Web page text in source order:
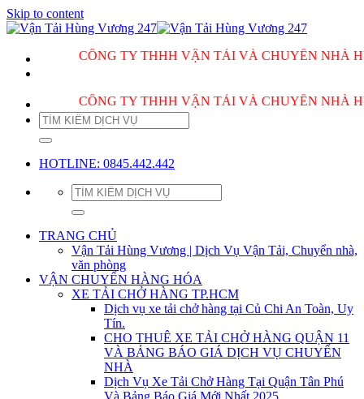
Skip to content
CÔNG TY THHH VẬN TẢI VÀ CHUYỂN NHÀ HÙNG
CÔNG TY THHH VẬN TẢI VÀ CHUYỂN NHÀ HÙNG
HOTLINE: 0845.442.442
TRANG CHỦ
Vận Tải Hùng Vương | Dịch Vụ Vận Tải, Chuyển nhà,
văn phòng
VẬN CHUYỂN HÀNG HÓA
XE TẢI CHỞ HÀNG TP.HCM
Dịch vụ xe tải chở hàng tại Củ Chi An Toàn, Uy
Tín.
CHO THUÊ XE TẢI CHỞ HÀNG QUẬN 11
VÀ BẢNG BÁO GIÁ DỊCH VỤ CHUYỂN
NHÀ
Dịch Vụ Xe Tải Chở Hàng Tại Quận Tân Phú
Và Bảng Báo Giá Mới Nhất 2025